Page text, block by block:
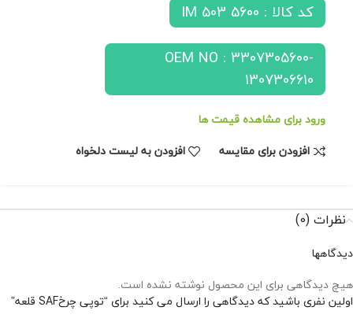
کد کالا : IM 503 5600
OEM NO : 3307305600-
1307306610
ورود برای مشاهده قیمت ها
افزودن برای مقایسه
افزودن به لیست دلخواه
نظرات (0)
دیدگاهها
هیچ دیدگاهی برای این محصول نوشته نشده است.
اولین نفری باشید که دیدگاهی را ارسال می کنید برای “توپی چرخSAF قلعه”